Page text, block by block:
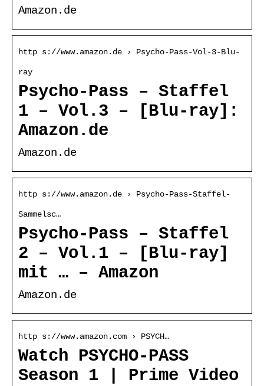
Amazon.de
http s://www.amazon.de › Psycho-Pass-Vol-3-Blu-
ray
Psycho-Pass – Staffel
1 – Vol.3 – [Blu-ray]:
Amazon.de
Amazon.de
http s://www.amazon.de › Psycho-Pass-Staffel-
Sammelsc…
Psycho-Pass – Staffel
2 – Vol.1 – [Blu-ray]
mit … – Amazon
Amazon.de
http s://www.amazon.com › PSYCH…
Watch PSYCHO-PASS
Season 1 | Prime Video